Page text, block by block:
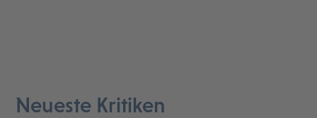
Neueste Kritiken